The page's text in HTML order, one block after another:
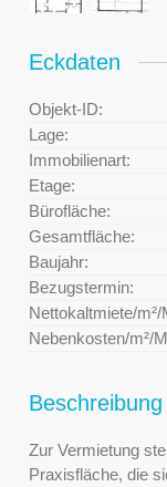
Eckdaten
Objekt-ID:
Lage:
Immobilienart:
Etage:
Bürofläche:
Gesamtfläche:
Baujahr:
Bezugstermin:
Nettokaltmiete/m²/
Nebenkosten/m²/
Beschreibung
Zur Vermietung
Praxisfläche, die